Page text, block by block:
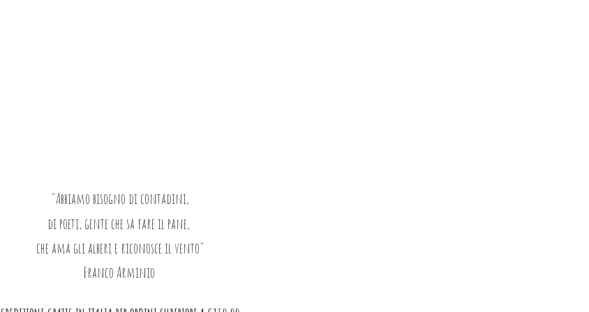
"Abbiamo bisogno di contadini,
di poeti, gente che sa fare il pane,
che ama gli alberi e riconosce il vento"
Franco Arminio